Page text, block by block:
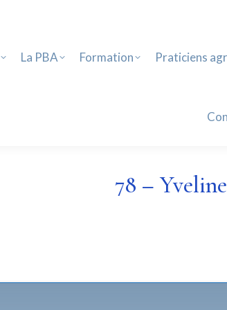
La PBA Formation Praticiens
78 –